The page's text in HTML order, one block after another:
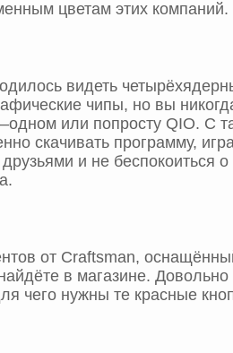
цветам этих компаний.
видеть
чипы, но вы
или попросту QIO. С
скачивать программу,
и не беспокоиться
от Craftsman,
в магазине.
чего нужны те красные